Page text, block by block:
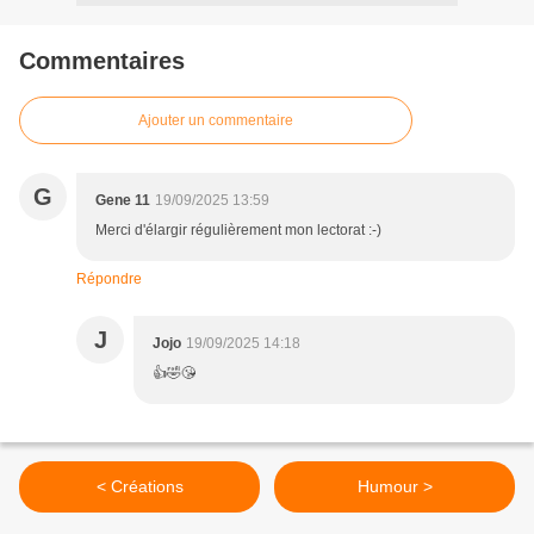
Commentaires
Ajouter un commentaire
G Gene 11 19/09/2025 13:59
Merci d'élargir régulièrement mon lectorat :-)
Répondre
J Jojo 19/09/2025 14:18
👍🤣😘
< Créations Humour >